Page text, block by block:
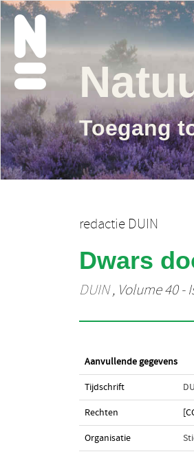
Toegang
redactie DUIN
Dwars
DUIN, Volume 40 -
Aanvullende gegevens
Tijdschrift
Rechten
Organisatie